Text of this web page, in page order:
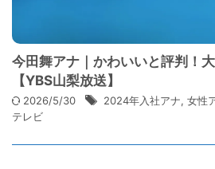
今田舞アナ｜かわいいと評判！
【YBS山梨放送】
2026/5/30 2024年入社アナ, 女性
テレビ